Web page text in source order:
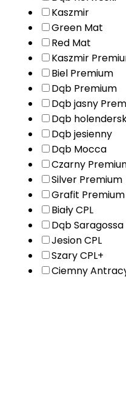
Kaszmir
Green Mat
Red Mat
Kaszmir
Biel Premium
Dąb Premium
Dąb jasny
Dąb
Dąb jesienny
Dąb Mocca
Czarny
Silver Premium
Grafit Premium
Biały CPL
Dąb Saragossa
Jesion CPL
Szary CPL+
Ciemny